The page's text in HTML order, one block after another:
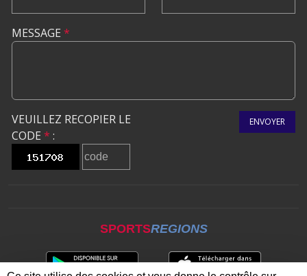
MESSAGE *
VEUILLEZ RECOPIER LE
CODE * :
ENVOYER
SPORTSREGIONS